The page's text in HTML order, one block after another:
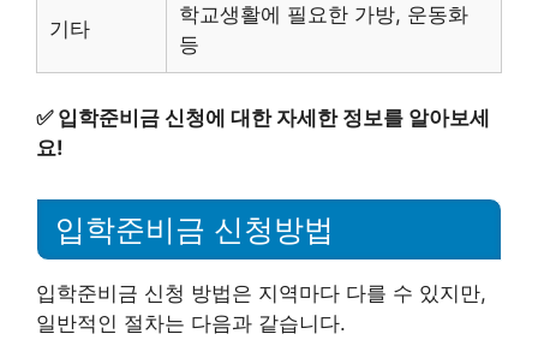
기타
학교생활에 필요한 가방, 운동화
등
✅ 입학준비금 신청에 대한 자세한 정보를 알아보세
요!
입학준비금 신청방법
입학준비금 신청 방법은 지역마다 다를 수 있지만,
일반적인 절차는 다음과 같습니다.